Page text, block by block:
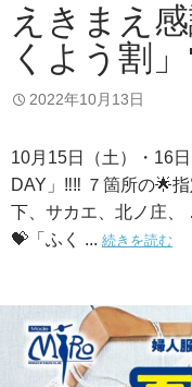
えきまえ
くよう割
2022年10月13日
10月15日（土）・
DAY」‼️‼️ ７箇所の🌟
下、サカエ、北ノ庄
💝「ふく ... 続きを読む